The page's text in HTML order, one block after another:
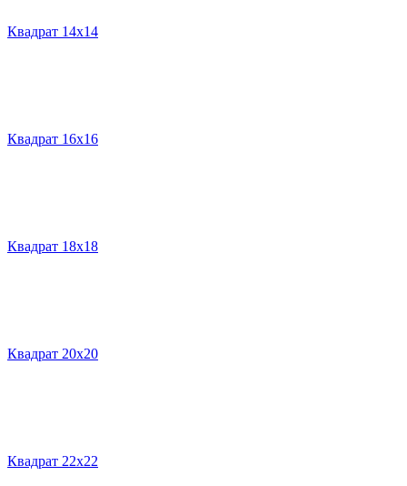
Квадрат 14х14
Квадрат 16х16
Квадрат 18х18
Квадрат 20х20
Квадрат 22х22